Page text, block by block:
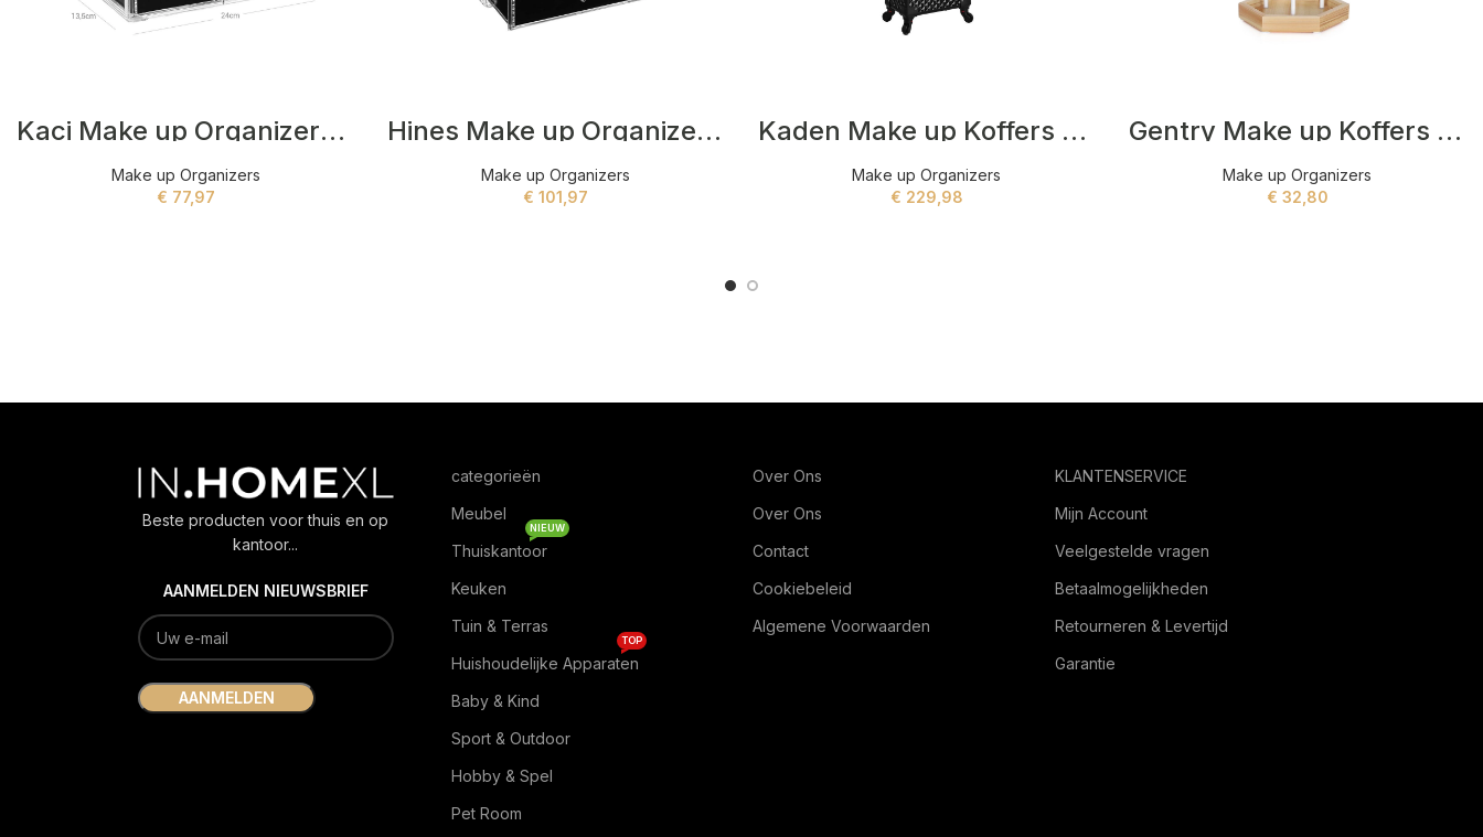
Kaci Make up Organizers Grijs
Make up Organizers
€ 77,97
Hines Make up Organizers Grijs
Make up Organizers
€ 101,97
Kaden Make up Koffers Zwart
Make up Organizers
€ 229,98
Gentry Make up Koffers Beige,Wit
Make up Organizers
€ 32,80
Beste producten voor thuis en op
kantoor...
AANMELDEN NIEUWSBRIEF
categorieën
Meubel
Thuiskantoor
NIEUW
Keuken
Tuin & Terras
Huishoudelijke Apparaten
TOP
Baby & Kind
Sport & Outdoor
Hobby & Spel
Pet Room
Over Ons
Over Ons
Contact
Cookiebeleid
Algemene Voorwaarden
KLANTENSERVICE
Mijn Account
Veelgestelde vragen
Betaalmogelijkheden
Retourneren & Levertijd
Garantie